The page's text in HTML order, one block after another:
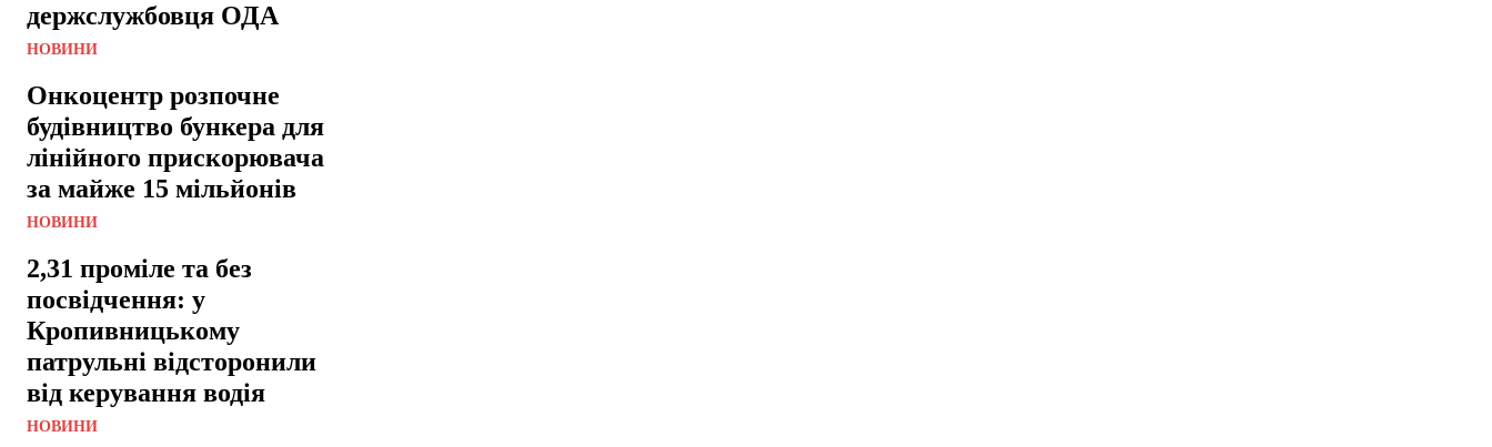
держслужбовця ОДА
НОВИНИ
Онкоцентр розпочне
будівництво бункера для
лінійного прискорювача
за майже 15 мільйонів
НОВИНИ
2,31 проміле та без
посвідчення: у
Кропивницькому
патрульні відсторонили
від керування водія
НОВИНИ